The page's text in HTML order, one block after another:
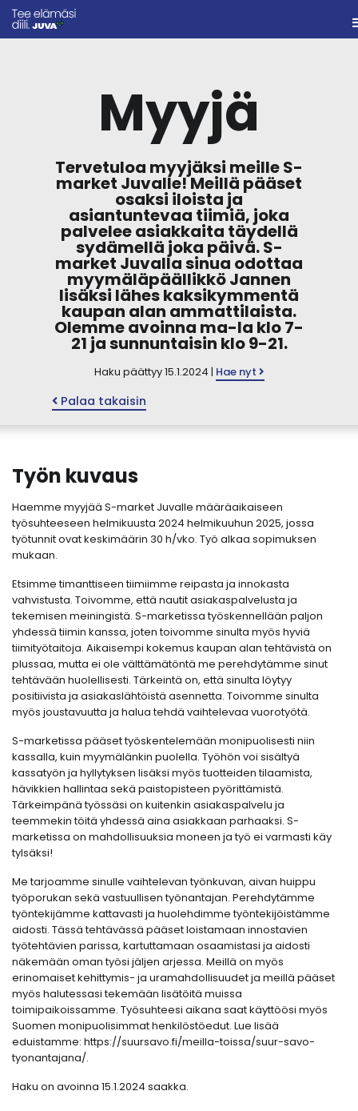
Myyjä
Tervetuloa myyjäksi meille S-
market Juvalle! Meillä pääset
osaksi iloista ja
asiantuntevaa tiimiä, joka
palvelee asiakkaita täydellä
sydämellä joka päivä. S-
market Juvalla sinua odottaa
myymäläpäällikkö Jannen
lisäksi lähes kaksikymmentä
kaupan alan ammattilaista.
Olemme avoinna ma-la klo 7-
21 ja sunnuntaisin klo 9-21.
Haku päättyy 15.1.2024 | Hae nyt
Palaa takaisin
Työn kuvaus
Haemme myyjää S-market Juvalle määräaikaiseen
työsuhteeseen helmikuusta 2024 helmikuuhun 2025, jossa
työtunnit ovat keskimäärin 30 h/vko. Työ alkaa sopimuksen
mukaan.
Etsimme timanttiseen tiimiimme reipasta ja innokasta
vahvistusta. Toivomme, että nautit asiakaspalvelusta ja
tekemisen meiningistä. S-marketissa työskennellään paljon
yhdessä tiimin kanssa, joten toivomme sinulta myös hyviä
tiimityötaitoja. Aikaisempi kokemus kaupan alan tehtävistä on
plussaa, mutta ei ole välttämätöntä me perehdytämme sinut
tehtävään huolellisesti. Tärkeintä on, että sinulta löytyy
positiivista ja asiakaslähtöistä asennetta. Toivomme sinulta
myös joustavuutta ja halua tehdä vaihtelevaa vuorotyötä.
S-marketissa pääset työskentelemään monipuolisesti niin
kassalla, kuin myymälänkin puolella. Työhön voi sisältyä
kassatyön ja hyllytyksen lisäksi myös tuotteiden tilaamista,
hävikkien hallintaa sekä paistopisteen pyörittämistä.
Tärkeimpänä työssäsi on kuitenkin asiakaspalvelu ja
teemmekin töitä yhdessä aina asiakkaan parhaaksi. S-
marketissa on mahdollisuuksia moneen ja työ ei varmasti käy
tylsäksi!
Me tarjoamme sinulle vaihtelevan työnkuvan, aivan huippu
työporukan sekä vastuullisen työnantajan. Perehdytämme
työntekijämme kattavasti ja huolehdimme työntekijöistämme
aidosti. Tässä tehtävässä pääset loistamaan innostavien
työtehtävien parissa, kartuttamaan osaamistasi ja aidosti
näkemään oman työsi jäljen arjessa. Meillä on myös
erinomaiset kehittymis- ja uramahdollisuudet ja meillä pääset
myös halutessasi tekemään lisätöitä muissa
toimipaikoissamme. Työsuhteesi aikana saat käyttöösi myös
Suomen monipuolisimmat henkilöstöedut. Lue lisää
eduistamme: https://suursavo.fi/meilla-toissa/suur-savo-
tyonantajana/.
Haku on avoinna 15.1.2024 saakka.